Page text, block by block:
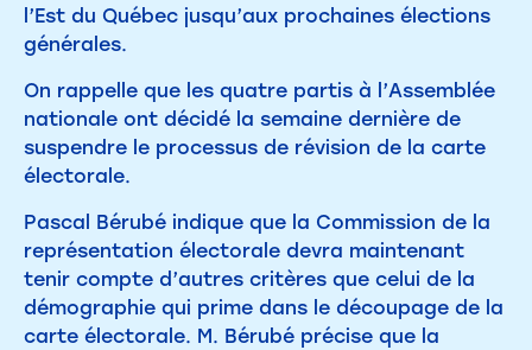
l’Est du Québec jusqu’aux prochaines élections
générales.
On rappelle que les quatre partis à l’Assemblée
nationale ont décidé la semaine dernière de
suspendre le processus de révision de la carte
électorale.
Pascal Bérubé indique que la Commission de la
représentation électorale devra maintenant
tenir compte d’autres critères que celui de la
démographie qui prime dans le découpage de la
carte électorale. M. Bérubé précise que la